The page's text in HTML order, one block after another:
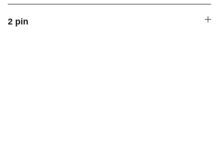
2 pin